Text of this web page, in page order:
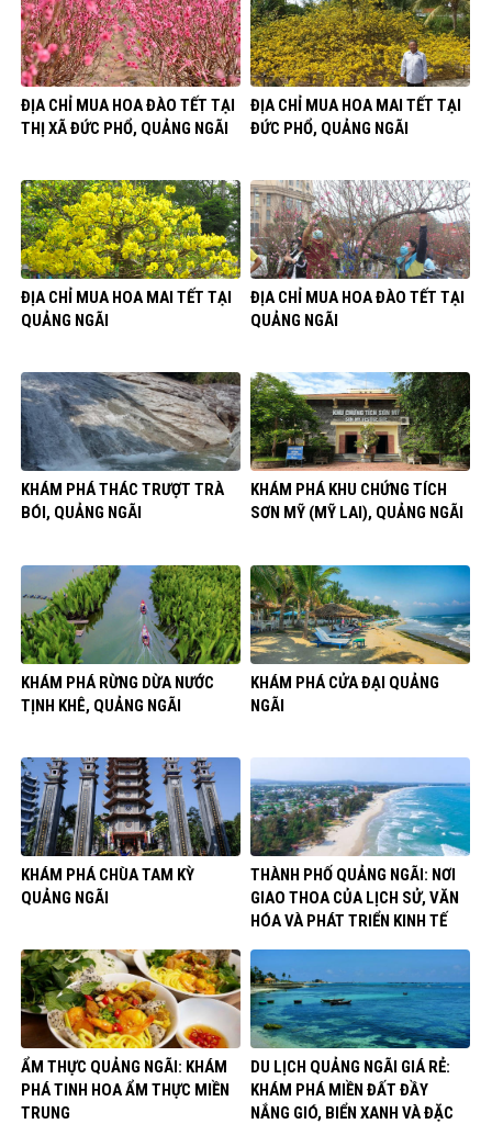
ĐỊA CHỈ MUA HOA ĐÀO TẾT TẠI
THỊ XÃ ĐỨC PHỔ, QUẢNG NGÃI
ĐỊA CHỈ MUA HOA MAI TẾT TẠI
ĐỨC PHỔ, QUẢNG NGÃI
ĐỊA CHỈ MUA HOA MAI TẾT TẠI
QUẢNG NGÃI
ĐỊA CHỈ MUA HOA ĐÀO TẾT TẠI
QUẢNG NGÃI
KHÁM PHÁ THÁC TRƯỢT TRÀ
BÓI, QUẢNG NGÃI
KHÁM PHÁ KHU CHỨNG TÍCH
SƠN MỸ (MỸ LAI), QUẢNG NGÃI
KHÁM PHÁ RỪNG DỪA NƯỚC
TỊNH KHÊ, QUẢNG NGÃI
KHÁM PHÁ CỬA ĐẠI QUẢNG
NGÃI
KHÁM PHÁ CHÙA TAM KỲ
QUẢNG NGÃI
THÀNH PHỐ QUẢNG NGÃI: NƠI
GIAO THOA CỦA LỊCH SỬ, VĂN
HÓA VÀ PHÁT TRIỂN KINH TẾ
ẨM THỰC QUẢNG NGÃI: KHÁM
PHÁ TINH HOA ẨM THỰC MIỀN
TRUNG
DU LỊCH QUẢNG NGÃI GIÁ RẺ:
KHÁM PHÁ MIỀN ĐẤT ĐẦY
NẮNG GIÓ, BIỂN XANH VÀ ĐẶC